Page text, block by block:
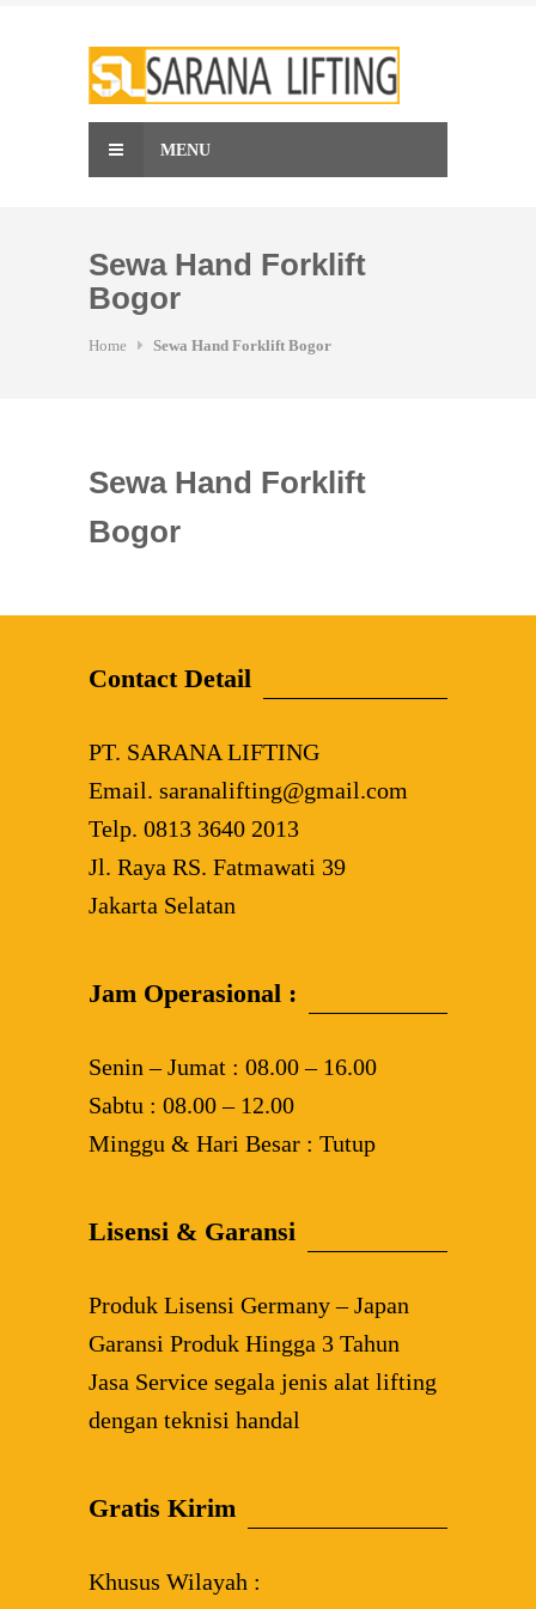
MENU
Sewa Hand Forklift
Bogor
Home Sewa Hand Forklift Bogor
Sewa Hand Forklift
Bogor
Contact Detail
PT. SARANA LIFTING
Email. saranalifting@gmail.com
Telp. 0813 3640 2013
Jl. Raya RS. Fatmawati 39
Jakarta Selatan
Jam Operasional :
Senin – Jumat : 08.00 – 16.00
Sabtu : 08.00 – 12.00
Minggu & Hari Besar : Tutup
Lisensi & Garansi
Produk Lisensi Germany – Japan
Garansi Produk Hingga 3 Tahun
Jasa Service segala jenis alat lifting
dengan teknisi handal
Gratis Kirim
Khusus Wilayah :